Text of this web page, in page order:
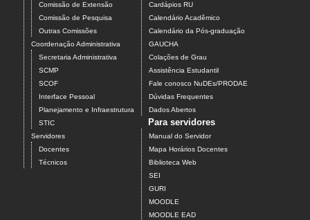
Comissão de Extensão
Comissão de Pesquisa
Outras Comissões
Coordenação Administrativa
Secretaria Administrativa
SCMP
SCOF
Interface Pessoal
Planejamento e Infraestrutura
STIC
Servidores
Docentes
Técnicos
Cardápios RU
Calendário Acadêmico
Calendário da Pós-graduação
GAUCHA
Colações de Grau
Assistência Estudantil
Fale conosco NuDEs/PRODAE
Dúvidas Frequentes
Dados Abertos
Para servidores
Manual do Servidor
Mapa Horários Docentes
Biblioteca Web
SEI
GURI
MOODLE
MOODLE EAD